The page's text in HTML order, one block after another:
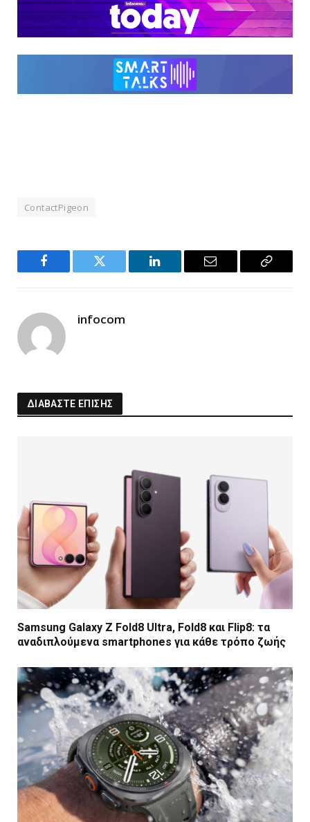
ContactPigeon
Facebook Twitter LinkedIn Email
Copy
infocom
ΔΙΑΒΑΣΤΕ ΕΠΙΣΗΣ
Samsung Galaxy Z Fold8 Ultra, Fold8 και Flip8: τα
αναδιπλούμενα smartphones για κάθε τρόπο ζωής